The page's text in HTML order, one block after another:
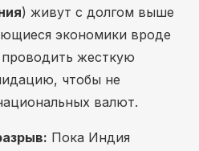
) живут с долгом выше
экономики вроде
жесткую
чтобы не
валют.
Пока Индия